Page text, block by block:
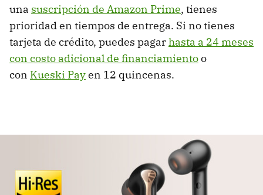
una suscripción de Amazon Prime, tienes
prioridad en tiempos de entrega. Si no tienes
tarjeta de crédito, puedes pagarhasta a 24 meses
con costo adicional de financiamientoo
con Kueski Payen 12 quincenas.